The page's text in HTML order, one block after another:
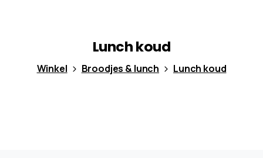
Lunchkoud
Winkel Broodjes & lunch Lunch koud